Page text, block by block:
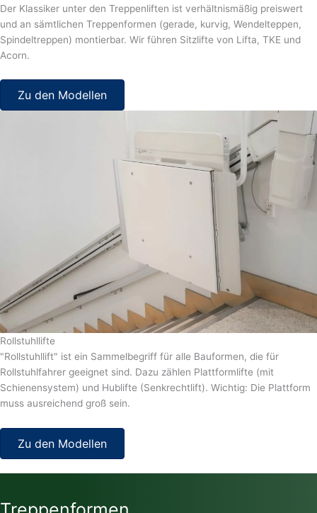
Der Klassiker unter den Treppenliften ist verhältnismäßig preiswert
und an sämtlichen Treppenformen (gerade, kurvig, Wendelteppen,
Spindeltreppen) montierbar. Wir führen Sitzlifte von Lifta, TKE und
Acorn.
Zu den Modellen
Rollstuhllifte
"Rollstuhllift" ist ein Sammelbegriff für alle Bauformen, die für
Rollstuhlfahrer geeignet sind. Dazu zählen Plattformlifte (mit
Schienensystem) und Hublifte (Senkrechtlift). Wichtig: Die Plattform
muss ausreichend groß sein.
Zu den Modellen